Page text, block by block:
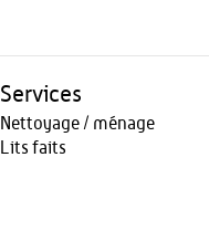
Services
Nettoyage / ménage
Lits faits